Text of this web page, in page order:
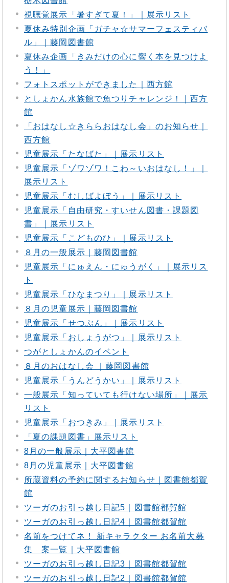
視聴覚展示「暑すぎて夏！」｜展示リスト
夏休み特別企画「ガチャ☆サマーフェスティバ
ル」｜藤岡図書館
夏休み企画「きみだけの心に響く本を見つけよ
う！」
フォトスポットができました｜西方館
としょかん水族館で魚つりチャレンジ！｜西方
館
「おはなし☆きららおはなし会」のお知らせ｜
西方館
児童展示「たなばた」｜展示リスト
児童展示「ゾワゾワ！こわ～いおはなし！」｜
展示リスト
児童展示「むしばよぼう」｜展示リスト
児童展示「自由研究・すいせん図書・課題図
書」｜展示リスト
児童展示「こどものひ」｜展示リスト
８月の一般展示｜藤岡図書館
児童展示「にゅえん・にゅうがく」｜展示リス
ト
児童展示「ひなまつり」｜展示リスト
８月の児童展示｜藤岡図書館
児童展示「せつぶん」｜展示リスト
児童展示「おしょうがつ」｜展示リスト
つがとしょかんのイベント
８月のおはなし会 ｜藤岡図書館
児童展示「うんどうかい」｜展示リスト
一般展示「知っていても行けない場所」｜展示
リスト
児童展示「おつきみ」｜展示リスト
「夏の課題図書」展示リスト
8月の一般展示｜大平図書館
8月の児童展示｜大平図書館
所蔵資料の予約に関するお知らせ｜図書館都賀
館
ツーガのお引っ越し日記5｜図書館都賀館
ツーガのお引っ越し日記4｜図書館都賀館
名前をつけてネ！ 新キャラクター お名前大募
集 案一覧｜大平図書館
ツーガのお引っ越し日記3｜図書館都賀館
ツーガのお引っ越し日記2｜図書館都賀館